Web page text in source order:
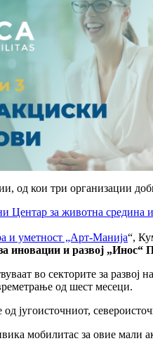
од кои три организации
Центар за животна средина
и уметност „Арт-Манија“,
иновации и развој „Инос“
во секторите за
од шест месеци.
од југоисточниот,
мобилитас за овие мали